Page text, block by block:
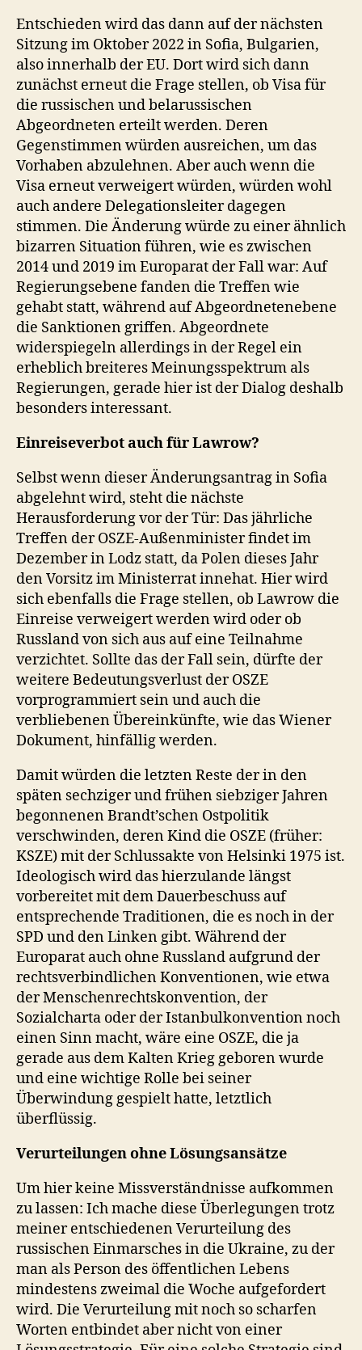
Entschieden wird das dann auf der nächsten
Sitzung im Oktober 2022 in Sofia, Bulgarien,
also innerhalb der EU. Dort wird sich dann
zunächst erneut die Frage stellen, ob Visa für
die russischen und belarussischen
Abgeordneten erteilt werden. Deren
Gegenstimmen würden ausreichen, um das
Vorhaben abzulehnen. Aber auch wenn die
Visa erneut verweigert würden, würden wohl
auch andere Delegationsleiter dagegen
stimmen. Die Änderung würde zu einer ähnlich
bizarren Situation führen, wie es zwischen
2014 und 2019 im Europarat der Fall war: Auf
Regierungsebene fanden die Treffen wie
gehabt statt, während auf Abgeordnetenebene
die Sanktionen griffen. Abgeordnete
widerspiegeln allerdings in der Regel ein
erheblich breiteres Meinungsspektrum als
Regierungen, gerade hier ist der Dialog deshalb
besonders interessant.
Einreiseverbot auch für Lawrow?
Selbst wenn dieser Änderungsantrag in Sofia
abgelehnt wird, steht die nächste
Herausforderung vor der Tür: Das jährliche
Treffen der OSZE-Außenminister findet im
Dezember in Lodz statt, da Polen dieses Jahr
den Vorsitz im Ministerrat innehat. Hier wird
sich ebenfalls die Frage stellen, ob Lawrow die
Einreise verweigert werden wird oder ob
Russland von sich aus auf eine Teilnahme
verzichtet. Sollte das der Fall sein, dürfte der
weitere Bedeutungsverlust der OSZE
vorprogrammiert sein und auch die
verbliebenen Übereinkünfte, wie das Wiener
Dokument, hinfällig werden.
Damit würden die letzten Reste der in den
späten sechziger und frühen siebziger Jahren
begonnenen Brandt’schen Ostpolitik
verschwinden, deren Kind die OSZE (früher:
KSZE) mit der Schlussakte von Helsinki 1975 ist.
Ideologisch wird das hierzulande längst
vorbereitet mit dem Dauerbeschuss auf
entsprechende Traditionen, die es noch in der
SPD und den Linken gibt. Während der
Europarat auch ohne Russland aufgrund der
rechtsverbindlichen Konventionen, wie etwa
der Menschenrechtskonvention, der
Sozialcharta oder der Istanbulkonvention noch
einen Sinn macht, wäre eine OSZE, die ja
gerade aus dem Kalten Krieg geboren wurde
und eine wichtige Rolle bei seiner
Überwindung gespielt hatte, letztlich
überflüssig.
Verurteilungen ohne Lösungsansätze
Um hier keine Missverständnisse aufkommen
zu lassen: Ich mache diese Überlegungen trotz
meiner entschiedenen Verurteilung des
russischen Einmarsches in die Ukraine, zu der
man als Person des öffentlichen Lebens
mindestens zweimal die Woche aufgefordert
wird. Die Verurteilung mit noch so scharfen
Worten entbindet aber nicht von einer